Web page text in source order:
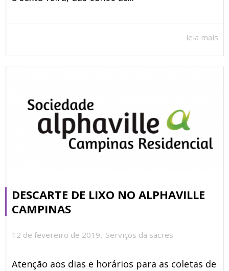
leia mais
DESCARTE DE LIXO NO ALPHAVILLE
CAMPINAS
12 de fevereiro de 2019, Serviços da sacres
Atenção aos dias e horários para as coletas de